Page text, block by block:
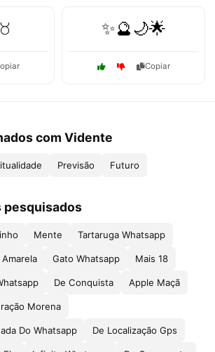
✨🔮🌙🌟
Copiar
com Vidente
Previsão Futuro
pesquisados
Mente Tartaruga Whatsapp
Gato Whatsapp Mais 18
De Conquista Apple Maçã
Morena
Do Whatsapp De Localização Gps